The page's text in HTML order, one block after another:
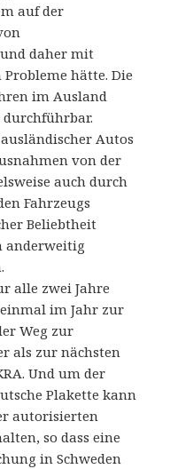
auf der
daher mit
hätte. Die
im Ausland
Autos
von der
auch durch
Fahrzeugs
Beliebtheit
anderweitig
alle zwei Jahre
einmal im Jahr zur
Weg zur
als zur nächsten
Und um der
Plakette kann
autorisierten
so dass eine
in Schweden